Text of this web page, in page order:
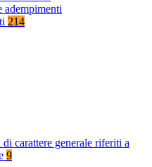
adempimenti
214
carattere generale riferiti a
9